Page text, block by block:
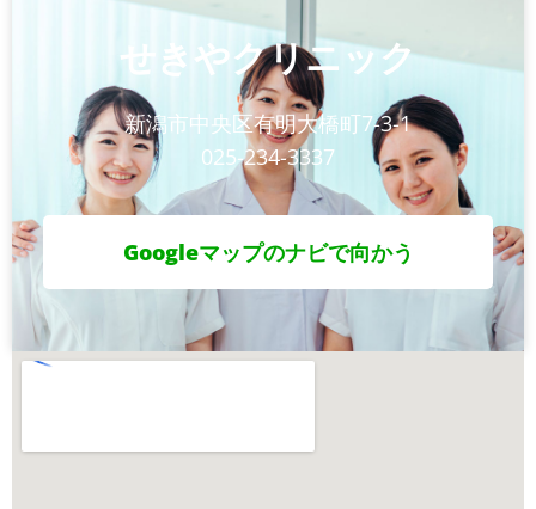
せきやクリニック
新潟市中央区有明大橋町7-3-1
025-234-3337
Googleマップのナビで向かう